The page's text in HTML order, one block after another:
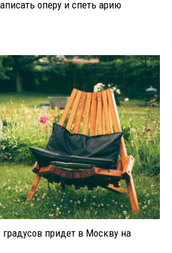
оперу и спеть арию
придет в Москву на